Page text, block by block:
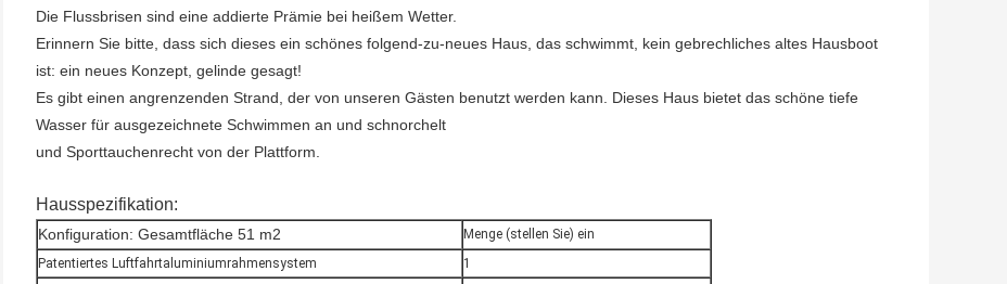
Die Flussbrisen sind eine addierte Prämie bei heißem Wetter.
Erinnern Sie bitte, dass sich dieses ein schönes folgend-zu-neues Haus, das schwimmt, kein gebrechliches altes Hausboot
ist: ein neues Konzept, gelinde gesagt!
Es gibt einen angrenzenden Strand, der von unseren Gästen benutzt werden kann. Dieses Haus bietet das schöne tiefe
Wasser für ausgezeichnete Schwimmen an und schnorchelt
und Sporttauchenrecht von der Plattform.
Hausspezifikation:
Konfiguration: Gesamtfläche 51 m2
Menge (stellen Sie) ein
Patentiertes Luftfahrtaluminiumrahmensystem
1